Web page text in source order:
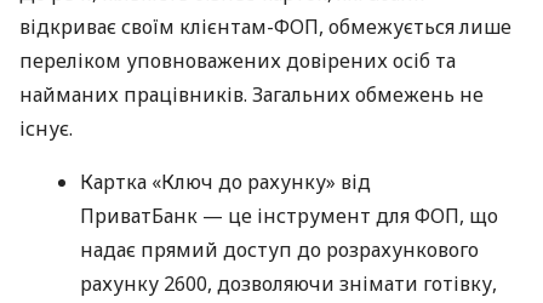
відкриває своїм клієнтам-ФОП, обмежується лише
переліком уповноважених довірених осіб та
найманих працівників. Загальних обмежень не
існує.
Картка «Ключ до рахунку» від
ПриватБанк — це інструмент для ФОП, що
надає прямий доступ до розрахункового
рахунку 2600, дозволяючи знімати готівку,